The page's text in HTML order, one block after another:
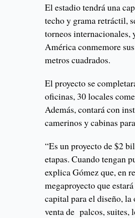
El estadio tendrá una
techo y grama retráctil,
torneos internacionales,
América conmemore
metros cuadrados.
El proyecto se
oficinas, 30 locales
Además, contará con
camerinos y cabinas
“Es un proyecto de $2
etapas. Cuando tengan
explica Gómez que, en
megaproyecto que
capital para el diseño,
venta de palcos, suites,